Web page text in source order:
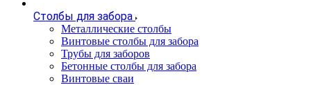
Столбы для забора
Металлические столбы
Винтовые столбы для забора
Трубы для заборов
Бетонные столбы для забора
Винтовые сваи